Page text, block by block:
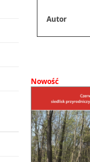
Autor
Nowość